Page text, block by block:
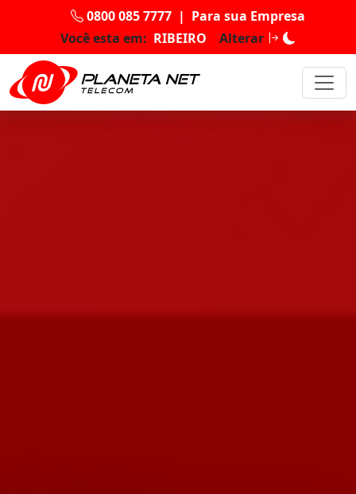
0800 085 7777 | Para sua Empresa
Você esta em: RIBEIRO Alterar